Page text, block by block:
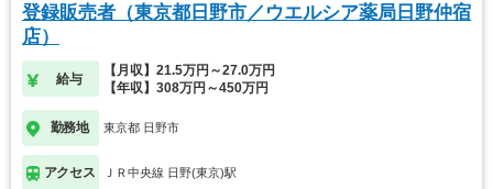
登録販売者（東京都日野市／ウエルシア薬局日野仲宿
店）
給与
【月収】21.5万円～27.0万円
【年収】308万円～450万円
勤務地 東京都 日野市
アクセス ＪＲ中央線 日野(東京)駅